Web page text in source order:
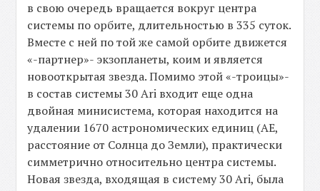
в свою очередь вращается вокруг центра
системы по орбите, длительностью в 335 суток.
Вместе с ней по той же самой орбите движется
«-партнер»- экзопланеты, коим и является
новооткрытая звезда. Помимо этой «-троицы»-
в состав системы 30 Ari входит еще одна
двойная минисистема, которая находится на
удалении 1670 астрономических единиц (АЕ,
расстояние от Солнца до Земли), практически
симметрично относительно центра системы.
Новая звезда, входящая в систему 30 Ari, была